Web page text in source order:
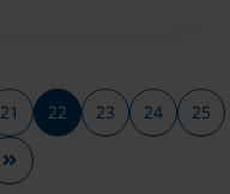
21 22 23 24 25